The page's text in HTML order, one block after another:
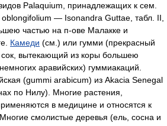
Palaquium, принадлежащих к сем.
— Isonandra Guttae, табл. II,
частью на п-ове Малакке и
Камеди (см.) или гумми (прекрасный
вытекающий из коры большею
аравийских) гуммиакаций.
(gummi arabicum) из Akacia Senegal
по Нилу). Многие растения,
в медицине и относятся к
смолистые деревья (ель, сосна и